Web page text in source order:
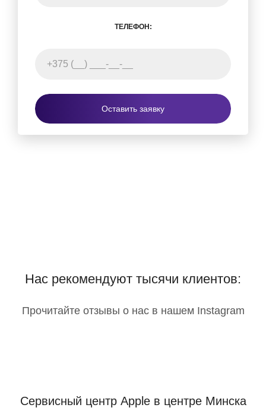
ТЕЛЕФОН:
Оставить заявку
Нас рекомендуют тысячи клиентов:
Прочитайте отзывы о нас в нашем Instagram
Сервисный центр Appleв центре Минска